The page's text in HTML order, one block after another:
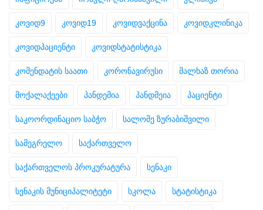
კოვიდ9 კოვიდ19 კოვიდვაქცინა კოვიდკლინიკა
კოვიდპაციენტი კოვიდსტატისტიკა
კომენდატის საათი კორონავირუსი მალხაზ თორია
მოქალაქეები პანდემია პანდმეია პაციენტი
საკოორდინაციო საბჭო სალომე ზურაბიშვილი
სამეგრელო საქართველო
საქართველოს პროკურატურა სენაკი
სენაკის მუნიციპალიტეტი სკოლა სტატისტიკა